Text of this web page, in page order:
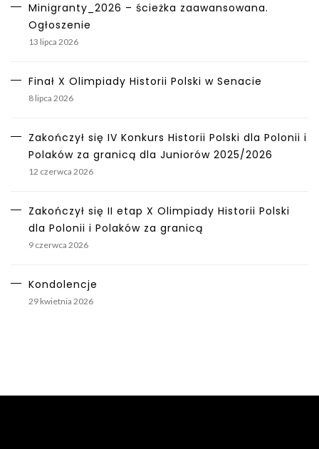
Minigranty_2026 – ścieżka zaawansowana.
Ogłoszenie
13 lipca 2026
Finał X Olimpiady Historii Polski w Senacie
8 lipca 2026
Zakończył się IV Konkurs Historii Polski dla Polonii i
Polaków za granicą dla Juniorów 2025/2026
12 czerwca 2026
Zakończył się II etap X Olimpiady Historii Polski
dla Polonii i Polaków za granicą
9 czerwca 2026
Kondolencje
29 kwietnia 2026